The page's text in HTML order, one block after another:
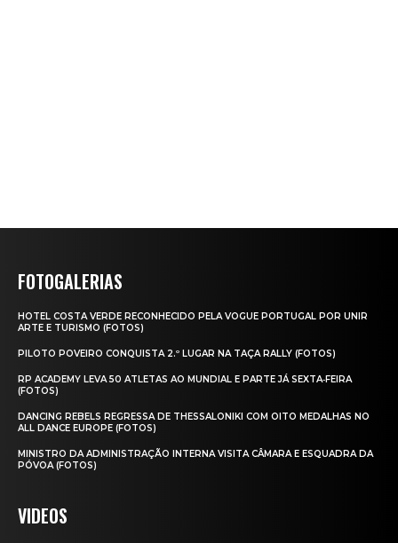
FOTOGALERIAS
HOTEL COSTA VERDE RECONHECIDO PELA VOGUE PORTUGAL POR UNIR
ARTE E TURISMO (FOTOS)
PILOTO POVEIRO CONQUISTA 2.º LUGAR NA TAÇA RALLY (FOTOS)
RP ACADEMY LEVA 50 ATLETAS AO MUNDIAL E PARTE JÁ SEXTA‑FEIRA
(FOTOS)
DANCING REBELS REGRESSA DE THESSALONIKI COM OITO MEDALHAS NO
ALL DANCE EUROPE (FOTOS)
MINISTRO DA ADMINISTRAÇÃO INTERNA VISITA CÂMARA E ESQUADRA DA
PÓVOA (FOTOS)
VIDEOS